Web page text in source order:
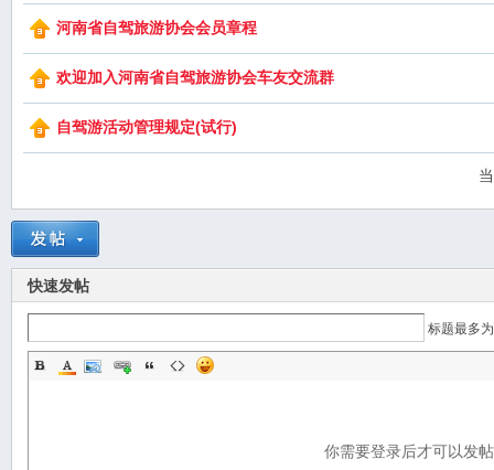
河南省自驾旅游协会会员章程
欢迎加入河南省自驾旅游协会车友交流群
自驾游活动管理规定(试行)
快速发帖
标题最多
你需要登录后才可以发